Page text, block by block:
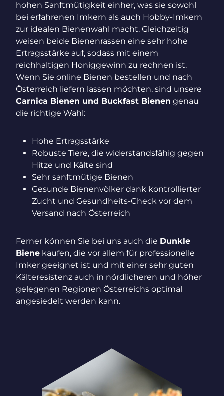
hohen Sanftmütigkeit einher, was sie sowohl
bei erfahrenen Imkern als auch Hobby-Imkern
zur idealen Bienenwahl macht. Gleichzeitig
weisen beide Bienenrassen eine sehr hohe
Ertragsstärke auf, sodass mit einem
reichhaltigen Honiggewinn zu rechnen ist.
Wenn Sie online Bienen bestellen und nach
Österreich liefern lassen möchten, sind unsere
Carnica Bienen und Buckfast Bienen genau
die richtige Wahl:
Hohe Ertragsstärke
Robuste Tiere, die widerstandsfähig gegen
Hitze und Kälte sind
Sehr sanftmütige Bienen
Gesunde Bienenvölker dank kontrollierter
Zucht und Gesundheits-Check vor dem
Versand nach Österreich
Ferner können Sie bei uns auch die Dunkle
Biene kaufen, die vor allem für professionelle
Imker geeignet ist und mit einer sehr guten
Kälteresistenz auch in nördlicheren und höher
gelegenen Regionen Österreichs optimal
angesiedelt werden kann.